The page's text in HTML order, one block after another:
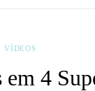
VÍDEOS
4